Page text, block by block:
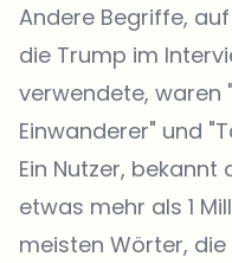
Andere Begriffe,
die Trump im
verwendete, waren
Einwanderer" und
Ein Nutzer, bekannt
etwas mehr als 1
meisten Wörter,